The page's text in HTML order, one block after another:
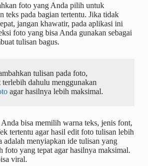
foto yang Anda pilih untuk
teks pada bagian tertentu. Jika tidak
jangan khawatir, pada aplikasi ini
foto yang bisa Anda gunakan sebagai
tulisan bagus.
tulisan pada foto,
terlebih dahulu menggunakan
agar hasilnya lebih maksimal.
bisa memilih warna teks, jenis font,
tertentu agar hasil edit foto tulisan lebih
adalah menyiapkan ide tulisan yang
foto yang tepat agar hasilnya maksimal.
viral.